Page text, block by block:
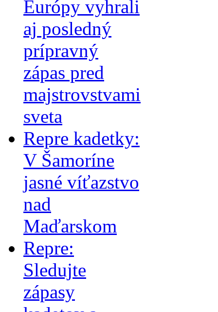
Európy vyhrali
aj posledný
prípravný
zápas pred
majstrovstvami
sveta
Repre kadetky:
V Šamoríne
jasné víťazstvo
nad
Maďarskom
Repre:
Sledujte
zápasy